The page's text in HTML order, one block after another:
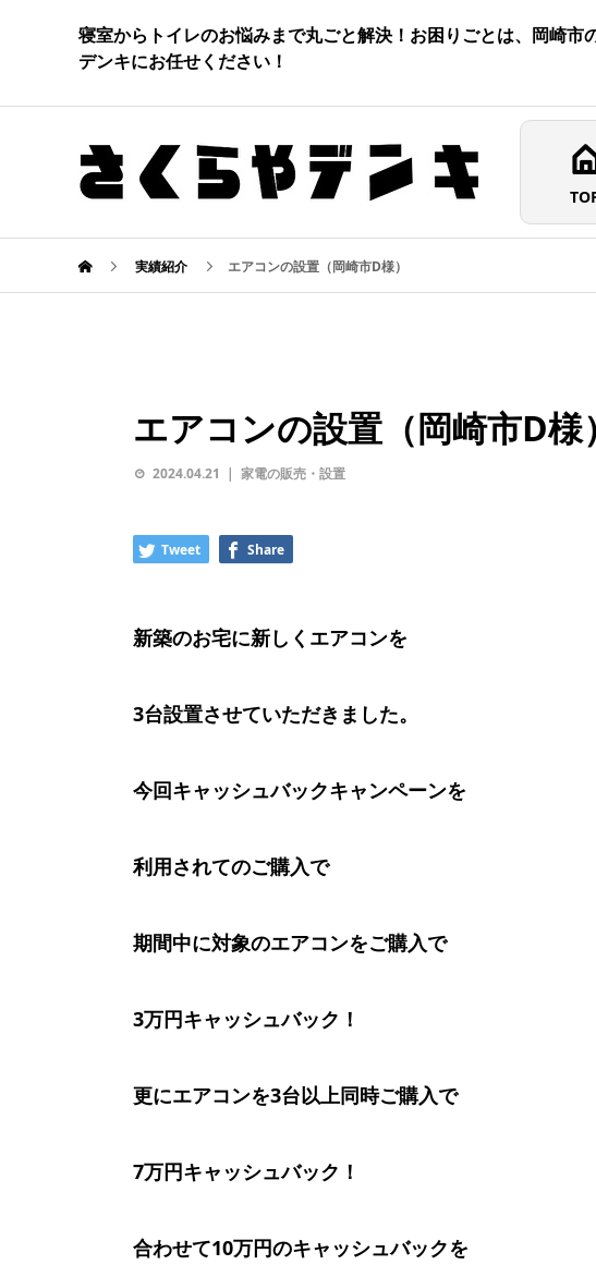
寝室からトイレのお悩みまで丸ごと解決！お困りごとは、岡崎市
デンキにお任せください！
実績紹介 エアコンの設置（岡崎市D様）
エアコンの設置（岡崎市D様）
2024.04.21 家電の販売・設置
Tweet Share
新築のお宅に新しくエアコンを
3台設置させていただきました。
今回キャッシュバックキャンペーンを
利用されてのご購入で
期間中に対象のエアコンをご購入で
3万円キャッシュバック！
更にエアコンを3台以上同時ご購入で
7万円キャッシュバック！
合わせて10万円のキャッシュバックを